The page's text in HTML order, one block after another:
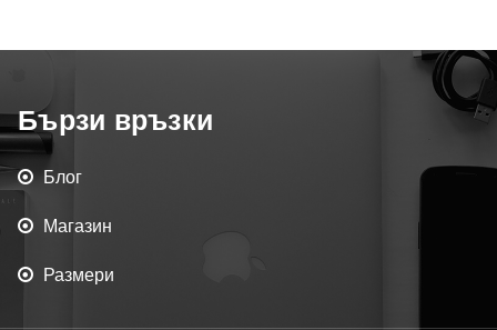
Бързи връзки
Блог
Магазин
Размери